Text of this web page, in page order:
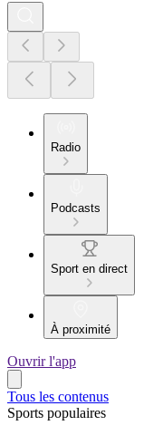
Radio
Podcasts
Sport en direct
À proximité
Ouvrir l'app
Tous les contenus
Sports populaires